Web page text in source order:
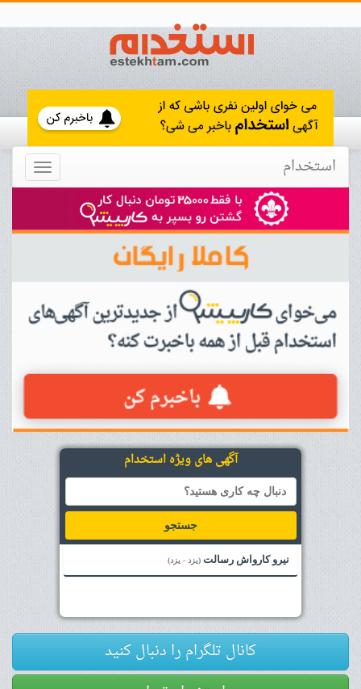
Toggle استخدام
آگهی های ویژه استخدام
جستجو
نیرو کارواش رسالت (یزد - یزد)
کانال تلگرام را دنبال کنید